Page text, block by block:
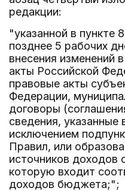
редакции:
"указанной в пункте
позднее 5 рабочих
внесения изменений
акты Российской
правовые акты
Федерации,
договоры
сведения, указанные
исключением
Правил, или
источников доходов
которую входит
доходов бюджета;";